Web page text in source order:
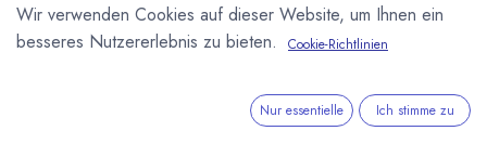
Newsletter
Kostenlose News - 1 Mal pro Monat:
Abonnieren
Datenschutzerklärung
Wir verwenden Cookies auf dieser Website, um Ihnen ein
besseres Nutzererlebnis zu bieten.
Cookie-Richtlinien
Nur essentielle Ich stimme zu